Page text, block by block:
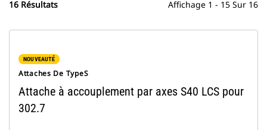
16 Résultats Affichage 1 - 15 Sur 16
NOUVEAUTÉ
Attaches De TypeS
Attache à accouplement par axes S40 LCS pour
302.7